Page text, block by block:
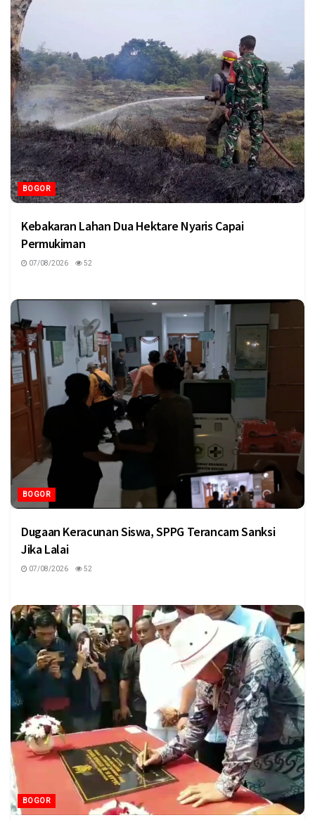
BOGOR
Kebakaran Lahan Dua Hektare Nyaris Capai
Permukiman
07/08/2026 52
BOGOR
Dugaan Keracunan Siswa, SPPG Terancam Sanksi
Jika Lalai
07/08/2026 52
BOGOR